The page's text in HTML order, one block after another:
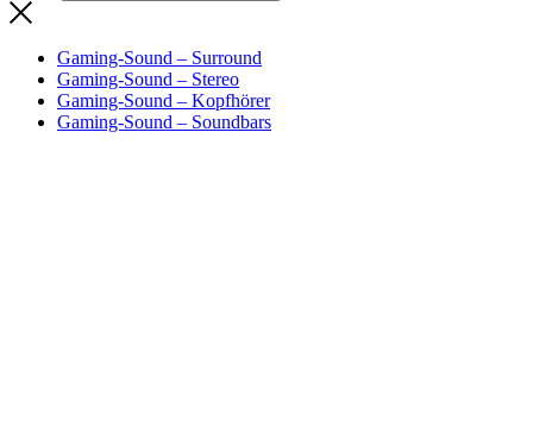
Gaming-Sound – Surround
Gaming-Sound – Stereo
Gaming-Sound – Kopfhörer
Gaming-Sound – Soundbars